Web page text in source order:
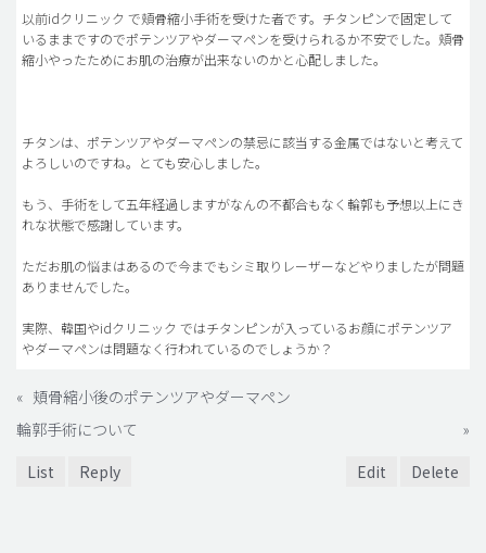
以前idクリニック で頬骨縮小手術を受けた者です。チタンピンで固定して
いるままですのでポテンツアやダーマペンを受けられるか不安でした。頬骨
縮小やったためにお肌の治療が出来ないのかと心配しました。
チタンは、ポテンツアやダーマペンの禁忌に該当する金属ではないと考えて
よろしいのですね。とても安心しました。
もう、手術をして五年経過しますがなんの不都合もなく輪郭も予想以上にき
れな状態で感謝しています。
ただお肌の悩まはあるので今までもシミ取りレーザーなどやりましたが問題
ありませんでした。
実際、韓国やidクリニック ではチタンピンが入っているお顔にポテンツア
やダーマペンは問題なく行われているのでしょうか？
« 頬骨縮小後のポテンツアやダーマペン
輪郭手術について
»
List
Reply Edit Delete